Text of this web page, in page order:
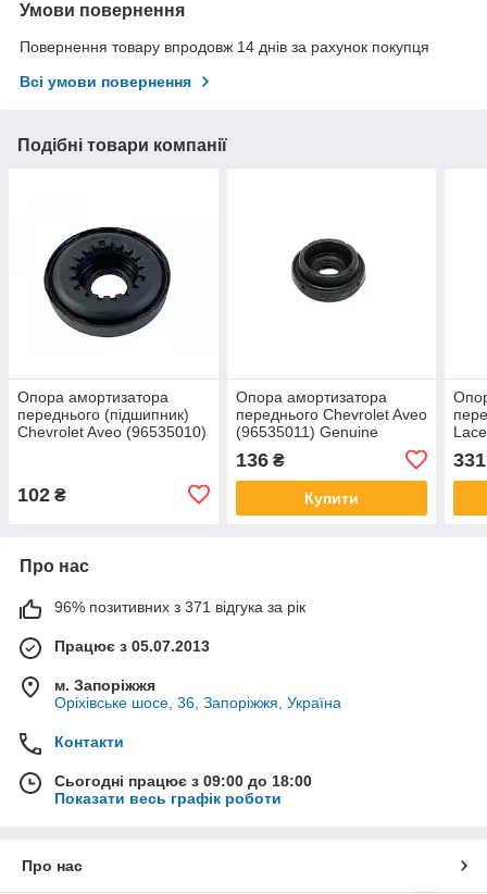
Умови повернення
Повернення товару впродовж 14 днів за рахунок покупця
Всі умови повернення
Подібні товари компанії
Опора амортизатора
переднього (підшипник)
Chevrolet Aveo (96535010)
102 ₴
Опора амортизатора
переднього Chevrolet Aveo
(96535011) Genuine
136₴
Купити
CRB
331
Про нас
96% позитивних з 371 відгука за рік
Працює з 05.07.2013
м. Запоріжжя
Оріхівське шосе, 36, Запоріжжя, Україна
Контакти
Сьогодні працює з 09:00 до 18:00
Показати весь графік роботи
Про нас